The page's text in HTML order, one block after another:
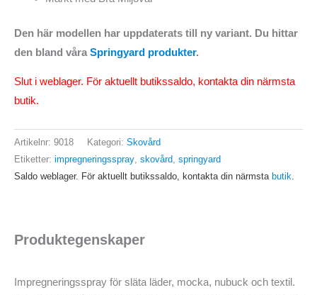
Den här modellen har uppdaterats till ny variant. Du hittar
den bland våra Springyard produkter.
Slut i weblager. För aktuellt butikssaldo, kontakta din närmsta
butik.
Artikelnr: 9018 Kategori: Skovård
Etiketter: impregneringsspray, skovård, springyard
Saldo weblager. För aktuellt butikssaldo, kontakta din närmsta butik.
Produktegenskaper
Impregneringsspray för släta läder, mocka, nubuck och textil.